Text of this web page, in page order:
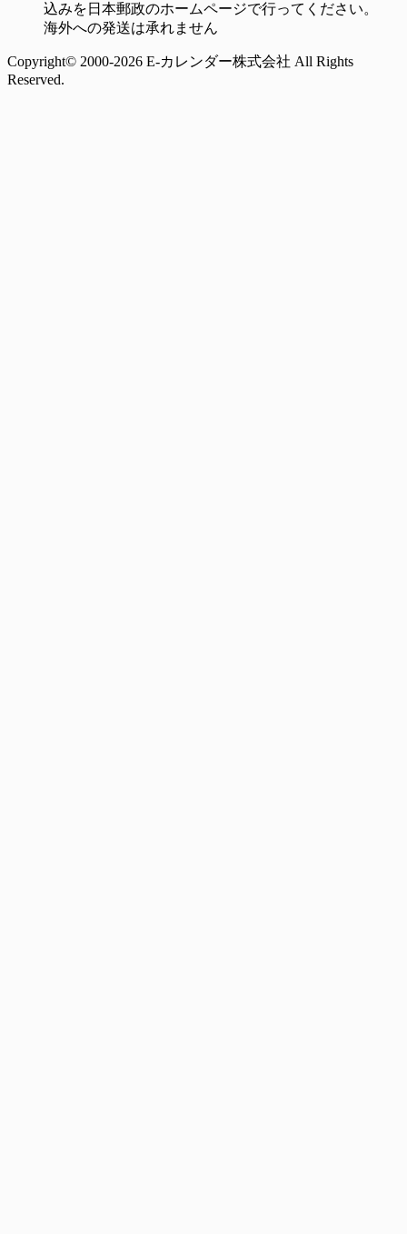
込みを日本郵政のホームページで行ってください。
海外への発送は承れません
Copyright© 2000-2026 E-カレンダー株式会社 All Rights
Reserved.